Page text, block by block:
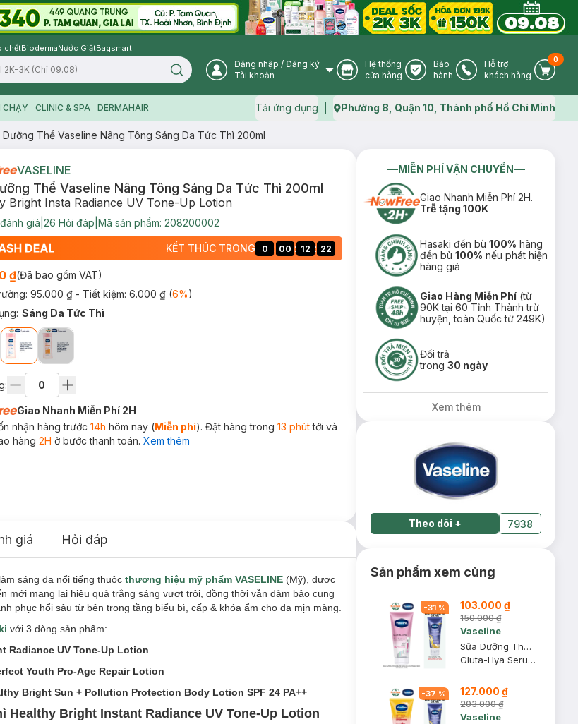
chếtBiodermaNước GiặtBagsmart
Search icon User Icon
Đăng nhập / Đăng ký
Tài khoản
Store Icon
Hệ thống
cửa hàng
Warranty Icon
Bảo
hành
Phone Icon
Hỗ trợ
khách hàng
Cart
0
CHẠY CLINIC & SPA DERMAHAIR Tải ứng dụng Map icon
Phường 8, Quận 10, Thành phố Hồ Chí Minh
Dưỡng Thể Vaseline Nâng Tông Sáng Da Tức Thì 200ml
VASELINE
Thể Vaseline Nâng Tông Sáng Da Tức Thì 200ml
Bright Insta Radiance UV Tone-Up Lotion
đánh giá 26 Hỏi đáp Mã sản phẩm: 208200002
KẾT THÚC TRONG 0 : 00 : 12 : 21
₫(Đã bao gồm VAT)
95.000 ₫ - Tiết kiệm: 6.000 ₫(6%)
: Sáng Da Tức Thì
Giao Nhanh Miễn Phí 2H
nhận hàng trước 14h hôm nay (Miễn phí). Đặt hàng trong 13 phúttới và
hàng 2H ở bước thanh toán. Xem thêm
giá Hỏi đáp
làm sáng da nổi tiếng thuộc thương hiệu mỹ phẩm VASELINE (Mỹ), được
mang lại hiệu quả trắng sáng vượt trội, đồng thời vẫn đảm bảo cung
phục hổi sâu từ bên trong tầng biểu bì, cấp & khóa ẩm cho da mịn màng.
với 3 dòng sản phẩm:
Radiance UV Tone-Up Lotion
Youth Pro-Age Repair Lotion
Bright Sun + Pollution Protection Body Lotion SPF 24 PA++
Healthy Bright Instant Radiance UV Tone-Up Lotion
MIỄN PHÍ VẬN CHUYỂN
Giao Nhanh Miễn Phí 2H.
Trễ tặng 100K
Hasaki đền bù100% hãng
đền bù100% nếu phát hiện
hàng giả
Giao Hàng Miễn Phí (từ
90K tại 60 Tỉnh Thành trừ
huyện, toàn Quốc từ 249K)
Đổi trả
trong30 ngày
Xem thêm
Theo dõi + 7938
Sản phẩm xem cùng
-31 % 103.000 ₫
150.000 ₫
Vaseline
Sữa Dưỡng Thể Vaseline Sáng Da Chuyên Sâu Ban Đêm 300ml (Mới)
Gluta-Hya Serum Burst Lotion Dewy Radiance
-37 % 127.000 ₫
203.000 ₫
Vaseline